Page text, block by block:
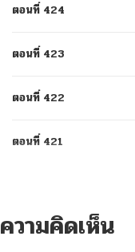
ตอนที่ 424
ตอนที่ 423
ตอนที่ 422
ตอนที่ 421
ตอนที่ 419
ความคิดเห็น